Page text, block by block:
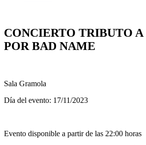
CONCIERTO TRIBUTO
POR BAD NAME
Sala Gramola
Día del evento: 17/11/2023
Evento disponible a partir de las 22:00 horas